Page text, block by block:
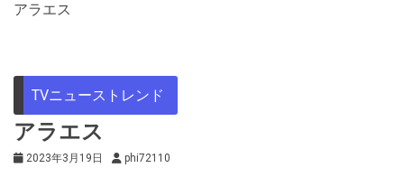
アラエス
TVニューストレンド
アラエス
2023年3月19日 phi72110